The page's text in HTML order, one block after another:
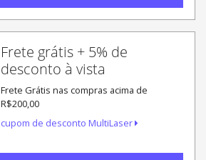
Frete grátis + 5% de
desconto à vista
Frete Grátis nas compras acima de
R$200,00
cupom de desconto MultiLaser